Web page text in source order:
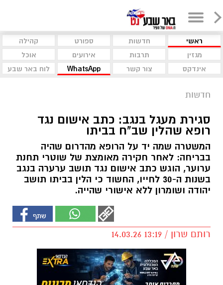
ראשי חדשות ספורט
קהילה
מגזין
תרבות אירועים
אוכל
אינדקס
צור קשר WhatsApp לוח באר שבע
חדשות
סגירת מעגל בנגב: כתב אישום נגד
רופא שהלין שב"ח בביתו
המשטרה שמה יד על הרופא מהדרום שהיה
בבריחה: לאחר חקירה מאומצת של שוטרי תחנת
ערוער, הוגש כתב אישום נגד תושב ערערה בנגב
בשנות ה-30 לחייו, החשוד כי הלין בביתו תושב
יהודה ושומרון ללא אישורי שהייה.
רותם שרון / 13:19 14.03.26